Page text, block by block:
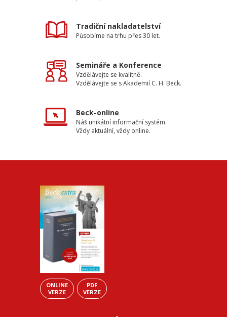
Tradiční nakladatelství
Působíme na trhu přes 30 let.
Semináře a Konference
Vzdělávejte se kvalitně.
Vzdělávejte se s Akademií C. H. Beck.
Beck-online
Náš unikátní informační systém.
Vždy aktuální, vždy online.
ONLINE
VERZE
PDF
VERZE